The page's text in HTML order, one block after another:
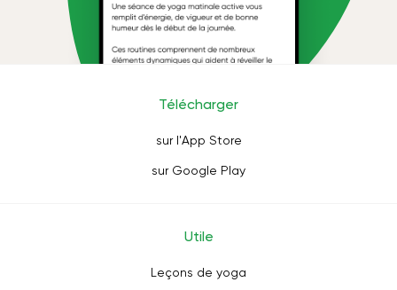
Télécharger
sur l'App Store
sur Google Play
Utile
Leçons de yoga